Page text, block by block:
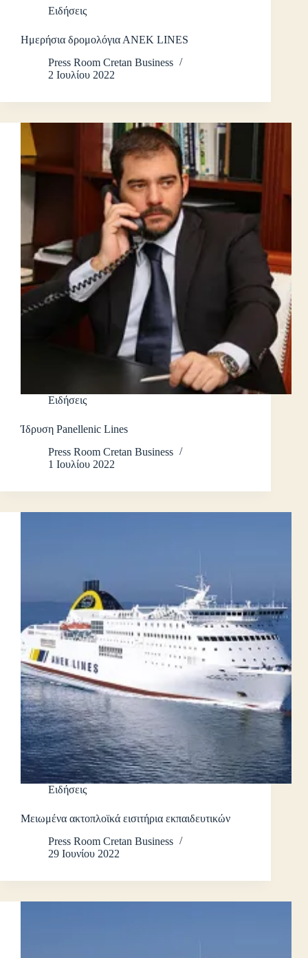
Ειδήσεις
Ημερήσια δρομολόγια ΑΝΕΚ LINES
Press Room Cretan Business
2 Ιουλίου 2022
Ειδήσεις
Ίδρυση Panellenic Lines
Press Room Cretan Business
1 Ιουλίου 2022
Ειδήσεις
Μειωμένα ακτοπλοϊκά εισιτήρια εκπαιδευτικών
Press Room Cretan Business
29 Ιουνίου 2022